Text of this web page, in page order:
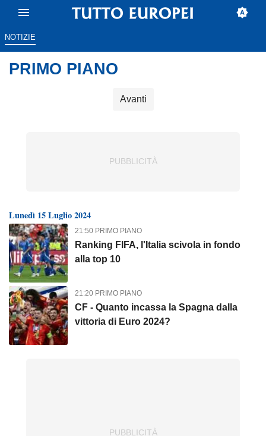
NOTIZIE
PRIMO PIANO
Avanti
Lunedì 15 Luglio 2024
21:50 PRIMO PIANO
Ranking FIFA, l'Italia scivola in fondo
alla top 10
21:20 PRIMO PIANO
CF - Quanto incassa la Spagna dalla
vittoria di Euro 2024?